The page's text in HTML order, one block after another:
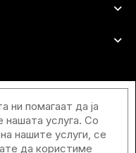
Сите права задржани.
ни помагаат да ја
нашата услуга. Со
нашите услуги, се
да користиме